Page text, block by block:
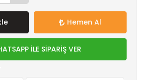
Hemen Al
İLE SİPARİŞ VER